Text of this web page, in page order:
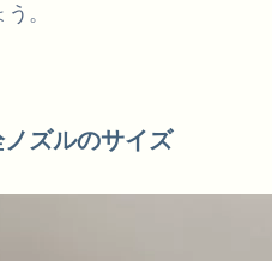
。
ズルのサイズ